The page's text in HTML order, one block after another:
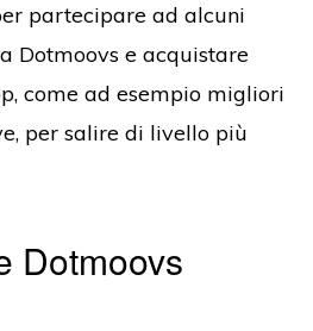
partecipare ad alcuni
Dotmoovs e acquistare
come ad esempio migliori
per salire di livello più
Dotmoovs